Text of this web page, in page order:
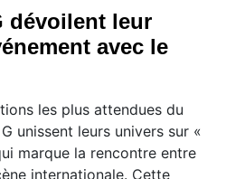
dévoilent leur
avec le
les plus attendues du
unissent leurs univers sur «
marque la rencontre entre
internationale. Cette